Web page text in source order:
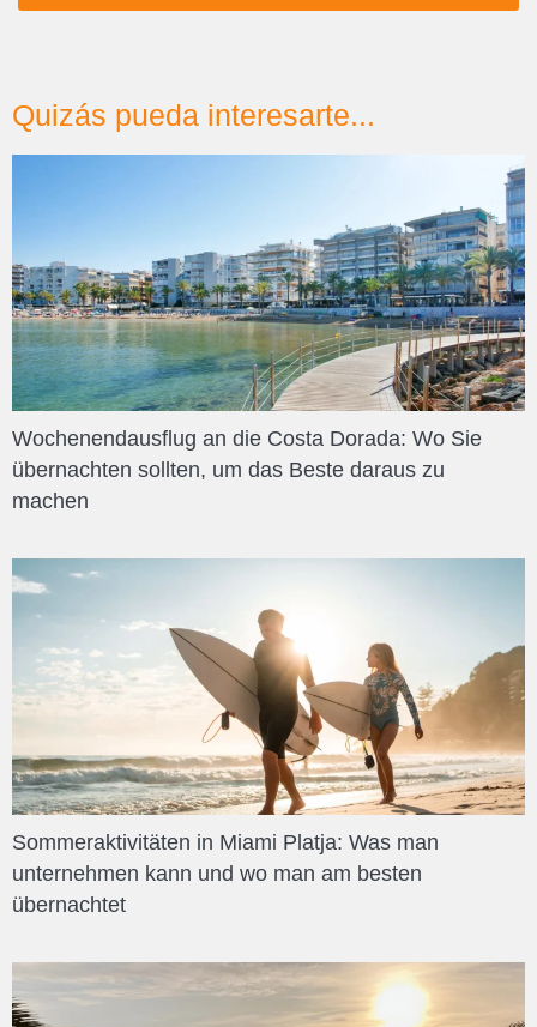
Quizás pueda interesarte...
Wochenendausflug an die Costa Dorada: Wo Sie
übernachten sollten, um das Beste daraus zu
machen
Sommeraktivitäten in Miami Platja: Was man
unternehmen kann und wo man am besten
übernachtet